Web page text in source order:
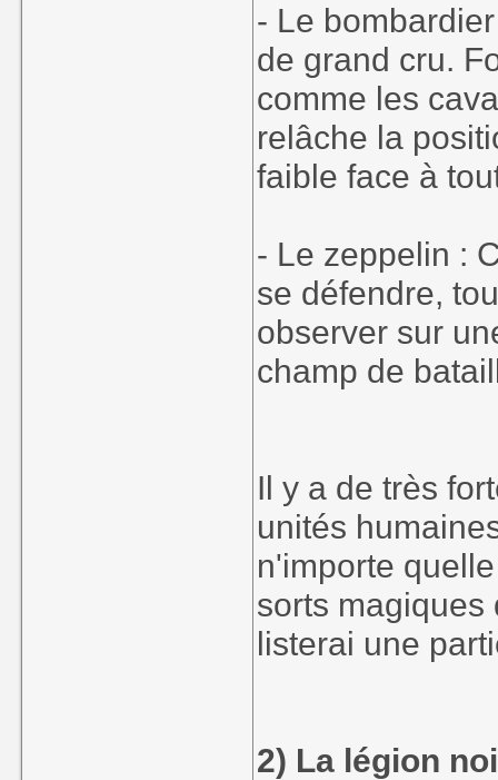
- Le
de grand cru.
comme les
relâche la
faible face à
- Le zeppelin :
se défendre,
observer sur
champ de
Il y a de très
unités
n'importe
sorts magiques
listerai une
2) La légion